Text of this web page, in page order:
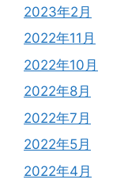
2023年2月
2022年11月
2022年10月
2022年8月
2022年7月
2022年5月
2022年4月